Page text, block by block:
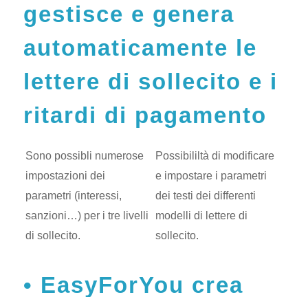
gestisce e genera
automaticamente le
lettere di sollecito e i
ritardi di pagamento
Sono possibli numerose
impostazioni dei
parametri (interessi,
sanzioni…) per i tre livelli
di sollecito.
Possibililtà di modificare
e impostare i parametri
dei testi dei differenti
modelli di lettere di
sollecito.
EasyForYou crea